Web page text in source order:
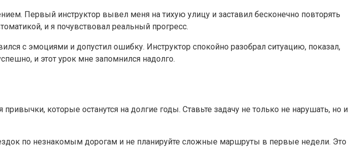
Первый инструктор вывел меня на тихую улицу и заставил бесконечно повторять
и я почувствовал реальный прогресс.
с эмоциями и допустил ошибку. Инструктор спокойно разобрал ситуацию, показал,
и этот урок мне запомнился надолго.
которые останутся на долгие годы. Ставьте задачу не только не нарушать, но и
по незнакомым дорогам и не планируйте сложные маршруты в первые недели. Это